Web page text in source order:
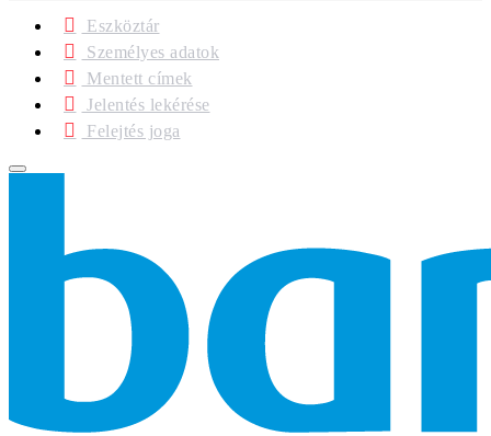
Eszköztár
Személyes adatok
Mentett címek
Jelentés lekérése
Felejtés joga